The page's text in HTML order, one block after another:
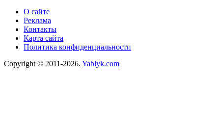
О сайте
Реклама
Контакты
Карта сайта
Политика конфиденциальности
Copyright © 2011-2026. Yablyk.сom